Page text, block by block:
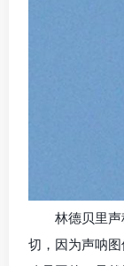
林德贝里
切，因为声呐